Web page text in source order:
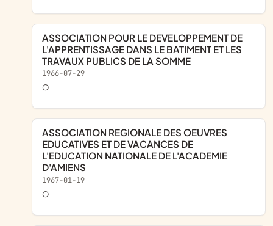
ASSOCIATION POUR LE DEVELOPPEMENT DE
L'APPRENTISSAGE DANS LE BATIMENT ET LES
TRAVAUX PUBLICS DE LA SOMME
1966-07-29
o
ASSOCIATION REGIONALE DES OEUVRES
EDUCATIVES ET DE VACANCES DE
L'EDUCATION NATIONALE DE L'ACADEMIE
D'AMIENS
1967-01-19
o